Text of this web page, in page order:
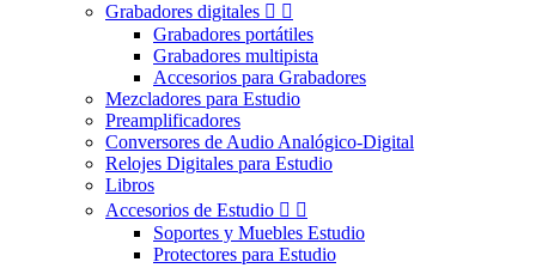
Grabadores digitales  
Grabadores portátiles
Grabadores multipista
Accesorios para Grabadores
Mezcladores para Estudio
Preamplificadores
Conversores de Audio Analógico-Digital
Relojes Digitales para Estudio
Libros
Accesorios de Estudio  
Soportes y Muebles Estudio
Protectores para Estudio